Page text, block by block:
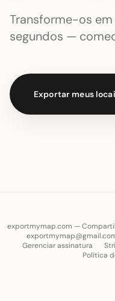
Transforme-os
segundos —
Exportar meus
exportmymap.com —
Gerenciar assinatura
Política